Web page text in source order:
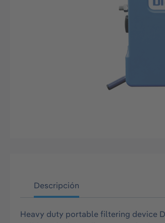
Descripción
Heavy duty portable filtering device